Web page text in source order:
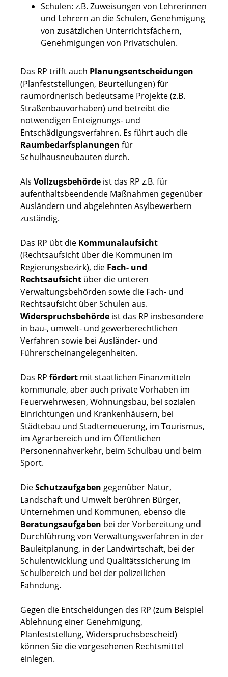
Schulen: z.B. Zuweisungen von Lehrerinnen
und Lehrern an die Schulen, Genehmigung
von zusätzlichen Unterrichtsfächern,
Genehmigungen von Privatschulen.
Das RP trifft auch Planungsentscheidungen
(Planfeststellungen, Beurteilungen) für
raumordnerisch bedeutsame Projekte (z.B.
Straßenbauvorhaben) und betreibt die
notwendigen Enteignungs- und
Entschädigungsverfahren. Es führt auch die
Raumbedarfsplanungen für
Schulhausneubauten durch.
Als Vollzugsbehörde ist das RP z.B. für
aufenthaltsbeendende Maßnahmen gegenüber
Ausländern und abgelehnten Asylbewerbern
zuständig.
Das RP übt die Kommunalaufsicht
(Rechtsaufsicht über die Kommunen im
Regierungsbezirk), die Fach- und
Rechtsaufsicht über die unteren
Verwaltungsbehörden sowie die Fach- und
Rechtsaufsicht über Schulen aus.
Widerspruchsbehörde ist das RP insbesondere
in bau-, umwelt- und gewerberechtlichen
Verfahren sowie bei Ausländer- und
Führerscheinangelegenheiten.
Das RP fördert mit staatlichen Finanzmitteln
kommunale, aber auch private Vorhaben im
Feuerwehrwesen, Wohnungsbau, bei sozialen
Einrichtungen und Krankenhäusern, bei
Städtebau und Stadterneuerung, im Tourismus,
im Agrarbereich und im Öffentlichen
Personennahverkehr, beim Schulbau und beim
Sport.
DieSchutzaufgaben gegenüber Natur,
Landschaft und Umwelt berühren Bürger,
Unternehmen und Kommunen, ebenso die
Beratungsaufgaben bei der Vorbereitung und
Durchführung von Verwaltungsverfahren in der
Bauleitplanung, in der Landwirtschaft, bei der
Schulentwicklung und Qualitätssicherung im
Schulbereich und bei der polizeilichen
Fahndung.
Gegen die Entscheidungen des RP (zum Beispiel
Ablehnung einer Genehmigung,
Planfeststellung, Widerspruchsbescheid)
können Sie die vorgesehenen Rechtsmittel
einlegen.